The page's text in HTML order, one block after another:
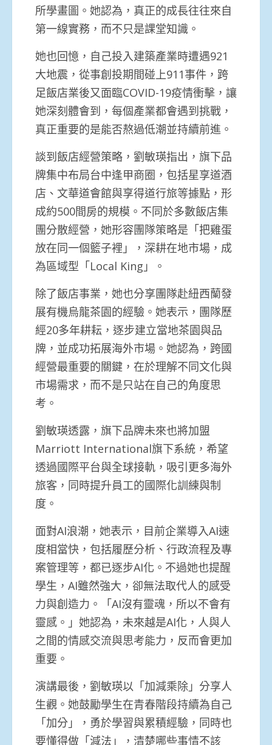
所學畫圖。她認為，真正的成長往往來自
第一線實務，而不只是課堂知識。
她也回憶，自己投入建築產業時遭遇921
大地震，從事創投期間碰上911事件，跨
足飯店業後又面臨COVID-19疫情衝擊，讓
她深刻體會到，每個產業都會遇到挑戰，
真正重要的是能否熬過低潮並持續前進。
談到飯店經營策略，劉敏瑛指出，旗下品
牌集中布局台中逢甲商圈，包括星享道酒
店、文華道會館與享得道行旅等據點，形
成約500間房的規模。不同於多數飯店集
團分散經營，她形容團隊策略是「把雞蛋
放在同一個籃子裡」，深耕在地市場，成
為區域型「Local King」。
除了飯店事業，她也分享團隊赴紐西蘭發
展有機烏龍茶園的經驗。她表示，團隊歷
經20多年耕耘，逐步建立當地茶園與品
牌，並成功拓展海外市場。她認為，跨國
經營最重要的關鍵，在於理解不同文化與
市場需求，而不是只站在自己的角度思
考。
劉敏瑛透露，旗下品牌未來也將加盟
Marriott International旗下系統，希望
透過國際平台與全球接軌，吸引更多海外
旅客，同時提升員工的國際化訓練與制
度。
面對AI浪潮，她表示，目前企業導入AI速
度相當快，包括履歷分析、行政流程及專
案管理等，都已逐步AI化。不過她也提醒
學生，AI雖然強大，卻無法取代人的感受
力與創造力。「AI沒有靈魂，所以不會有
靈感。」她認為，未來越是AI化，人與人
之間的情感交流與思考能力，反而會更加
重要。
演講最後，劉敏瑛以「加減乘除」分享人
生觀。她鼓勵學生在青春階段持續為自己
「加分」，勇於學習與累積經驗，同時也
要懂得做「減法」，清楚哪些事情不該